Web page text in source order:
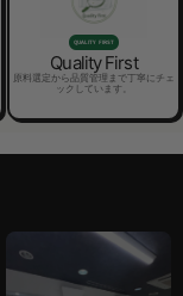
QUALITY FIRST
Quality First
原料選定から品質管理まで丁寧にチェ
ックしています。